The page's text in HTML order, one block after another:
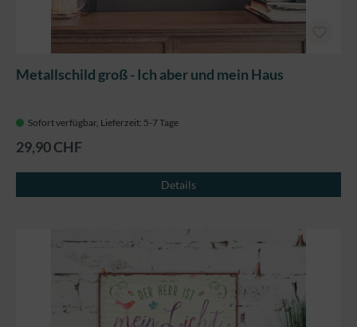
Metallschild groß - Ich aber und mein Haus
Sofort verfügbar, Lieferzeit: 5-7 Tage
29,90 CHF
Details